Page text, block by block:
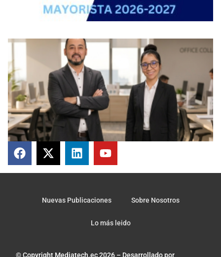
© Copyright Mediatech.ec 2026 – Desarrollado por
Nuevas Publicaciones Sobre Nosotros
Lo más leido